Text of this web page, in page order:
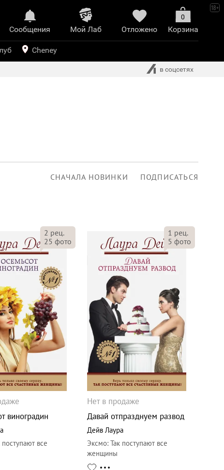
СНАЧАЛА НОВИНКИ ПОДПИСАТЬСЯ
2 рец.
25 фото
виноградин
поступают все
1 рец.
5 фото
Нет в продаже
Давай отпразднуем развод
Дейв Лаура
Эксмо: Так поступают все
женщины
Сообщения
Mой Лаб​
иринт
Отложено
0
Корзина
Cheney
в соцсетях